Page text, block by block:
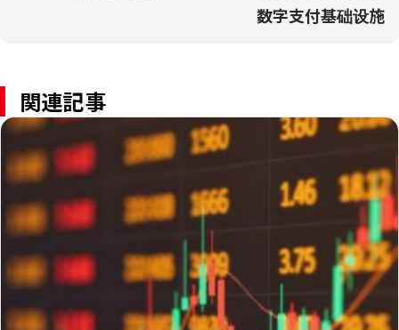
数字支付基础设施
関連記事